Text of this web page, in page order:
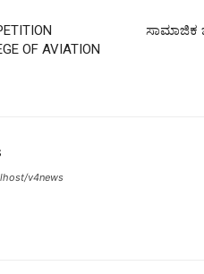
OF AVIATION
ಸಾಮಾಜಿಕ
v4news